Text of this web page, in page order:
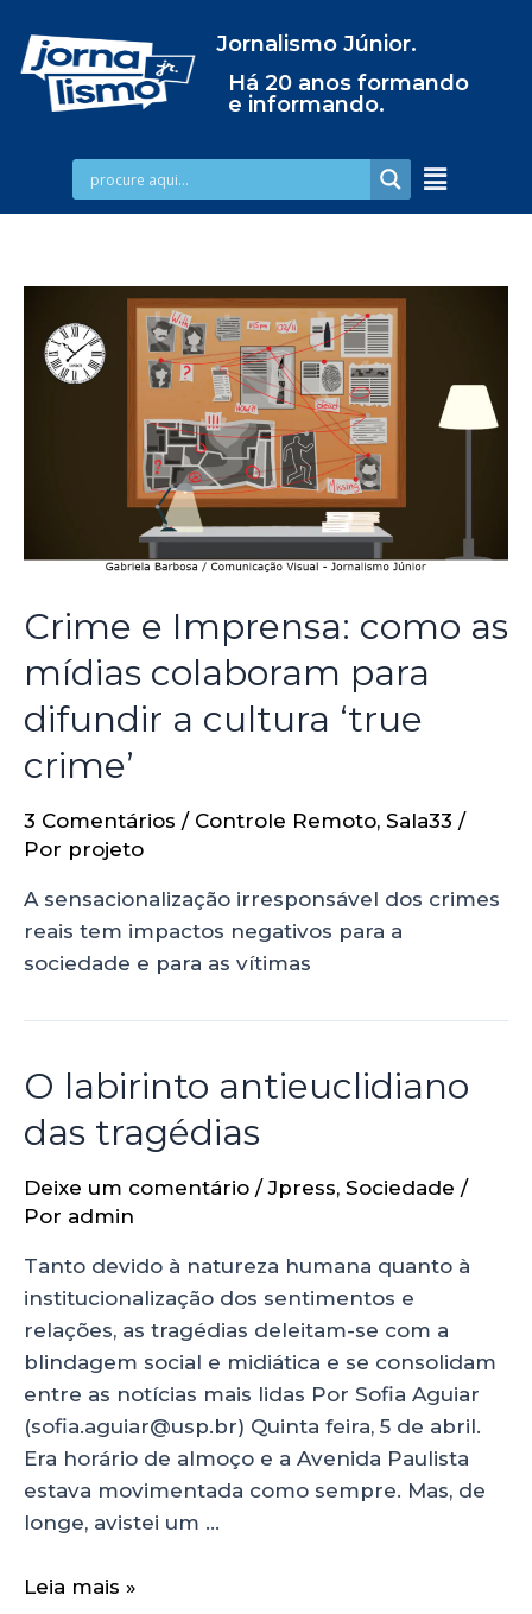
Jornalismo Júnior.
Há 20 anos formando
e informando.
Crime e Imprensa: como as
mídias colaboram para
difundir a cultura ‘true
crime’
3 Comentários / Controle Remoto, Sala33 /
Por projeto
A sensacionalização irresponsável dos crimes
reais tem impactos negativos para a
sociedade e para as vítimas
O labirinto antieuclidiano
das tragédias
Deixe um comentário /Jpress, Sociedade /
Por admin
Tanto devido à natureza humana quanto à
institucionalização dos sentimentos e
relações, as tragédias deleitam-se com a
blindagem social e midiática e se consolidam
entre as notícias mais lidas Por Sofia Aguiar
(sofia.aguiar@usp.br) Quinta feira, 5 de abril.
Era horário de almoço e a Avenida Paulista
estava movimentada como sempre. Mas, de
longe, avistei um …
Leia mais »